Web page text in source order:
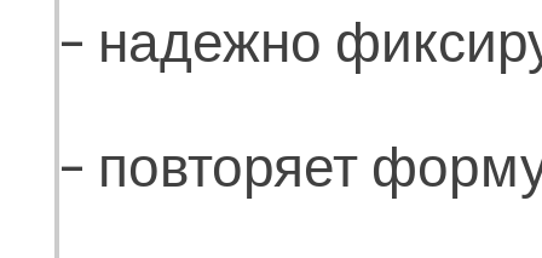
- надежно
- повторяет